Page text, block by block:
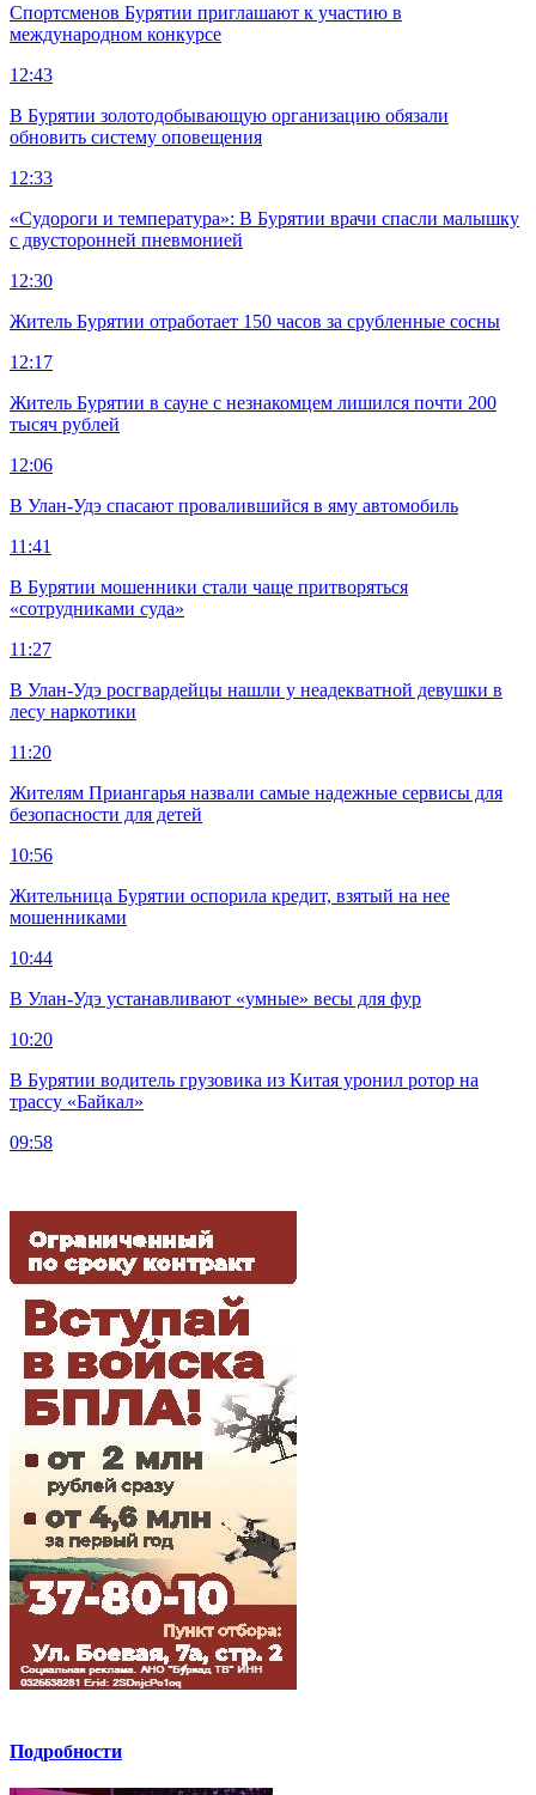
Спортсменов Бурятии приглашают к участию в
международном конкурсе
12:43
В Бурятии золотодобывающую организацию обязали
обновить систему оповещения
12:33
«Судороги и температура»: В Бурятии врачи спасли малышку
с двусторонней пневмонией
12:30
Житель Бурятии отработает 150 часов за срубленные сосны
12:17
Житель Бурятии в сауне с незнакомцем лишился почти 200
тысяч рублей
12:06
В Улан-Удэ спасают провалившийся в яму автомобиль
11:41
В Бурятии мошенники стали чаще притворяться
«сотрудниками суда»
11:27
В Улан-Удэ росгвардейцы нашли у неадекватной девушки в
лесу наркотики
11:20
Жителям Приангарья назвали самые надежные сервисы для
безопасности для детей
10:56
Жительница Бурятии оспорила кредит, взятый на нее
мошенниками
10:44
В Улан-Удэ устанавливают «умные» весы для фур
10:20
В Бурятии водитель грузовика из Китая уронил ротор на
трассу «Байкал»
09:58
Подробности